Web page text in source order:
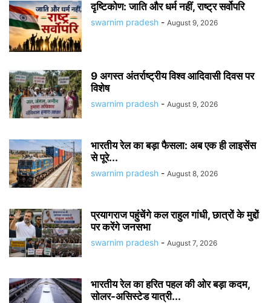
दृष्टिकोण: जाति और धर्म नहीं, राष्ट्र सर्वोपरि
swarnim pradesh - August 9, 2026
9 अगस्त अंतर्राष्ट्रीय विश्व आदिवासी दिवस पर
विशेष
swarnim pradesh - August 9, 2026
भारतीय रेल का बड़ा फैसला: अब एक ही लाइसेंस
से पूरे...
swarnim pradesh - August 8, 2026
प्रयागराज पहुंचेंगे कल राहुल गांधी, छात्रों के मुद्दों
पर करेंगे जनसभा
swarnim pradesh - August 7, 2026
भारतीय रेल का हरित पहल की ओर बड़ा कदम,
सोलर-असिस्टेड यात्री...